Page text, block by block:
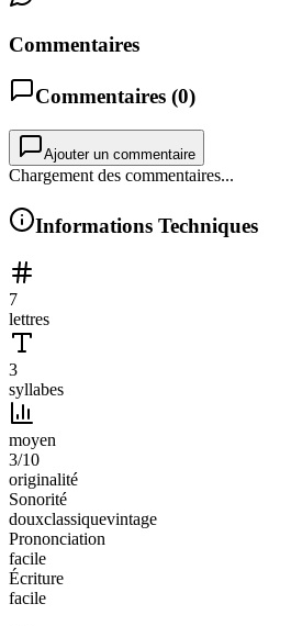
Commentaires
Commentaires (0)
Ajouter un commentaire
Chargement des commentaires...
Informations Techniques
7
lettres
3
syllabes
moyen
3/10
originalité
Sonorité
douxclassiquevintage
Prononciation
facile
Écriture
facile